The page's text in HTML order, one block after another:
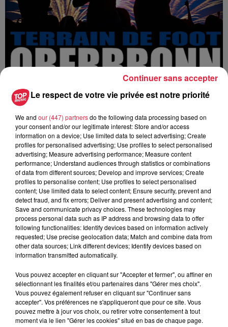
Ajouter à votre calendrier
Date
du
13 juillet 2019 à 0h00
au 13 juillet 2019 à 0h00
Lieu OBERBRONN (67)
Tarif Gratuit
Le respect de votre vie privée est notre priorité
We and our (447) partnersdo the following data processing based on
your consent and/or our legitimate interest: Store and/or access
information on a device; Use limited data to select advertising; Create
profiles for personalised advertising; Use profiles to select personalised
advertising; Measure advertising performance; Measure content
performance; Understand audiences through statistics or combinations
of data from different sources; Develop and improve services; Create
profiles to personalise content; Use profiles to select personalised
content; Use limited data to select content; Ensure security, prevent and
detect fraud, and fix errors; Deliver and present advertising and content;
Save and communicate privacy choices. These technologies may
process personal data such as IP address and browsing data to offer
following functionalities: Identify devices based on information actively
requested; Use precise geolocation data; Match and combine data from
other data sources; Link different devices; Identify devices based on
information transmitted automatically.
Vous pouvez accepter en cliquant sur "Accepter et fermer", ou affiner en
sélectionnant les finalités et/ou partenaires dans "Gérer mes choix".
Vous pouvez également refuser en cliquant sur "Continuer sans
accepter". Vos préférences ne s'appliqueront que pour ce site. Vous
pouvez mettre à jour vos choix, ou retirer votre consentement à tout
moment via le lien "Gérer les cookies" situé en bas de chaque page.
Continuer sans accepter